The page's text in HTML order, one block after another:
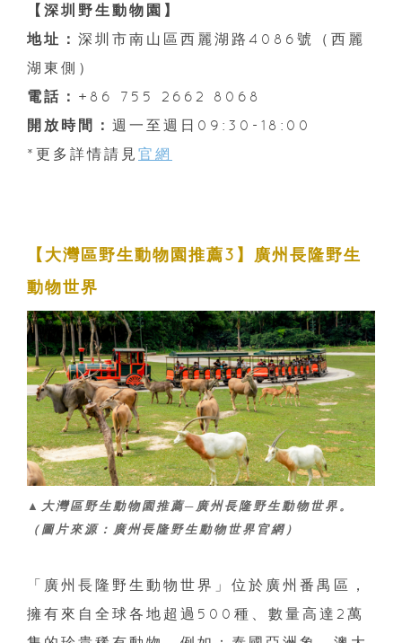
【深圳野生動物園】
地址： 深圳市南山區西麗湖路4086號（西麗
湖東側）
電話： +86 755 2662 8068
開放時間： 週一至週日09:30-18:00
*更多詳情請見 官網
【大灣區野生動物園推薦3】廣州長隆野生
動物世界
▲大灣區野生動物園推薦─廣州長隆野生動物世界。
（圖片來源：廣州長隆野生動物世界官網）
「廣州長隆野生動物世界」位於廣州番禺區，
擁有來自全球各地超過500種、數量高達2萬